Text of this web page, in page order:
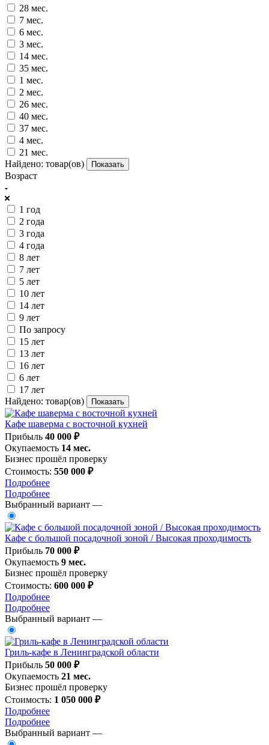
28 мес.
7 мес.
6 мес.
3 мес.
14 мес.
35 мес.
1 мес.
2 мес.
26 мес.
40 мес.
37 мес.
4 мес.
21 мес.
Найдено: товар(ов) Показать
Возраст
1 год
2 года
3 года
4 года
8 лет
7 лет
5 лет
10 лет
14 лет
9 лет
По запросу
15 лет
13 лет
16 лет
6 лет
17 лет
Найдено: товар(ов) Показать
Кафе шаверма с восточной кухней
Прибыль 40 000 ₽
Окупаемость 14 мес.
Бизнес прошёл проверку
Стоимость: 550 000 ₽
Подробнее
Подробнее
Выбранный вариант —
Кафе с большой посадочной зоной / Высокая проходимость
Прибыль 70 000 ₽
Окупаемость 9 мес.
Бизнес прошёл проверку
Стоимость: 600 000 ₽
Подробнее
Подробнее
Выбранный вариант —
Гриль-кафе в Ленинградской области
Прибыль 50 000 ₽
Окупаемость 21 мес.
Бизнес прошёл проверку
Стоимость: 1 050 000 ₽
Подробнее
Подробнее
Выбранный вариант —